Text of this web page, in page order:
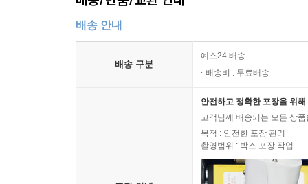
배송 안내
배송 구분
예스24 배송
배송비 : 무료배송
안전하고 정확한 포장을 위
고객님께 배송되는 모든 상
목적 : 안전한 포장 관리
촬영범위 : 박스 포장 작업